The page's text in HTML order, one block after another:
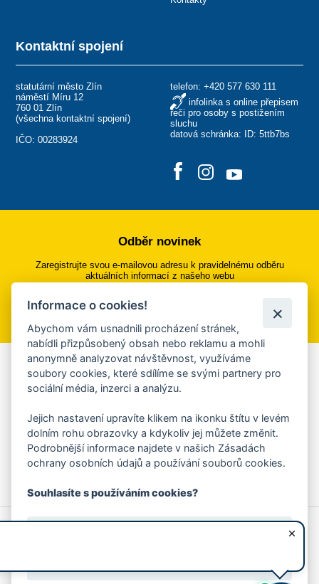
Kontaktní spojení
statutární město Zlín
náměstí Míru 12
760 01 Zlín
(všechna kontaktní spojení)
IČO: 00283924
telefon: +420 577 630 111
infolinka s online přepisem
řeči pro osoby s postižením
sluchu
datová schránka: ID: 5ttb7bs
Odběr novinek
Zaregistrujte svou e-mailovou adresu k pravidelnému odběru
aktuálních informací z našeho webu
Přihlásit se k odběru
Aplikace Mobilní rozhlas
Chcete dostávat do svého mobilu či mailu upozornění na
ankety, pozvánky na kulturní a sportovní akce?
Více informací o aplikaci
© 2026 Magistrát města Zlína
Prohlášení o používání cookies
Informace o cookies!
Abychom vám usnadnili procházení stránek,
nabídli přizpůsobený obsah nebo reklamu a mohli
anonymně analyzovat návštěvnost, využíváme
soubory cookies, které sdílíme se svými partnery pro
sociální média, inzerci a analýzu.
Jejich nastavení upravíte klikem na ikonku štítu v levém
dolním rohu obrazovky a kdykoliv jej můžete změnit.
Podrobnější informace najdete v našich Zásadách
ochrany osobních údajů a používání souborů cookies.
Souhlasíte s používáním cookies?